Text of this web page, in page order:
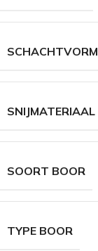
SCHACHTVORM
SNIJMATERIAAL
SOORT BOOR
TYPE BOOR